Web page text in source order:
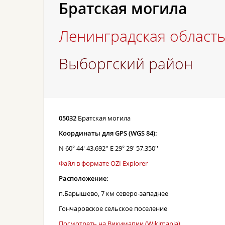
Братская могила
Ленинградская область
Выборгский район
05032 Братская могила
Координаты для GPS (WGS 84):
N 60° 44' 43.692'' E 29° 29' 57.350''
Файл в формате OZI Explorer
Расположение:
п.Барышево, 7 км северо-западнее
Гончаровское сельское поселение